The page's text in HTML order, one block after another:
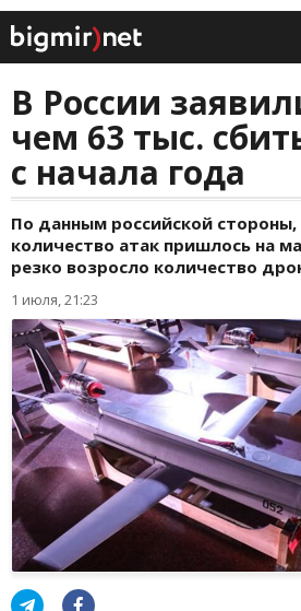
В России
чем 63 тыс.
с начала года
По данным российской
количество атак пришлось на
резко возросло количество
1 июля, 21:23